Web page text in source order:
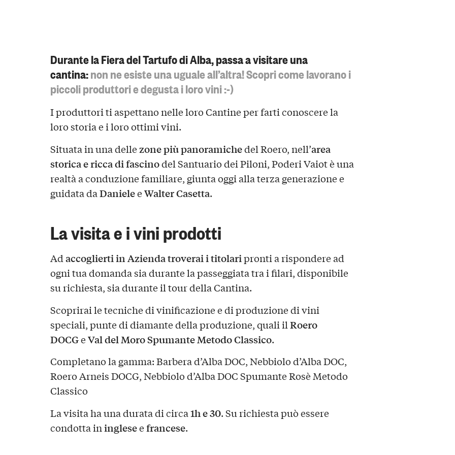
Durante la Fiera del Tartufo di Alba, passa a visitare una
cantina:non ne esiste una uguale all’altra! Scopri come lavorano i
piccoli produttori e degusta i loro vini :-)
I produttori ti aspettano nelle loro Cantine per farti conoscere la
loro storia e i loro ottimi vini.
Situata in una dellezone più panoramichedel Roero, nell’area
storica e ricca di fascinodel Santuario dei Piloni, Poderi Vaiot è una
realtà a conduzione familiare, giunta oggi alla terza generazione e
guidata daDanieleeWalter Casetta.
La visita e i vini prodotti
Ad accoglierti in Azienda troverai i titolaripronti a rispondere ad
ogni tua domanda sia durante la passeggiata tra i filari, disponibile
su richiesta, sia durante il tour della Cantina.
Scoprirai le tecniche di vinificazione e di produzione di vini
speciali, punte di diamante della produzione, quali ilRoero
DOCGeVal del Moro Spumante Metodo Classico.
Completano la gamma: Barbera d’Alba DOC, Nebbiolo d’Alba DOC,
Roero Arneis DOCG, Nebbiolo d’Alba DOC Spumante Rosè Metodo
Classico
La visita ha una durata di circa1h e 30. Su richiesta può essere
condotta iningleseefrancese.